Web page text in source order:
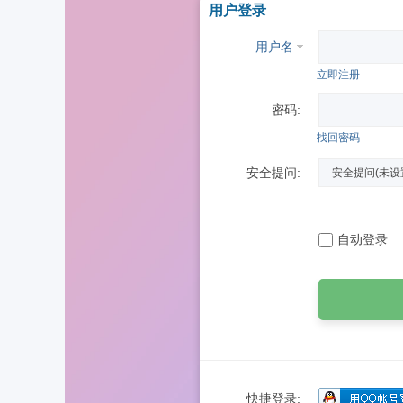
用户登录
用户名
立即注册
密码:
找回密码
安全提问:
自动登录
快捷登录: